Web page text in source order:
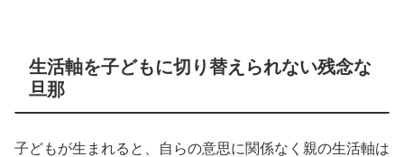
生活軸を子どもに切り替えられない残念な
旦那
子どもが生まれると、自らの意思に関係なく親の生活軸は